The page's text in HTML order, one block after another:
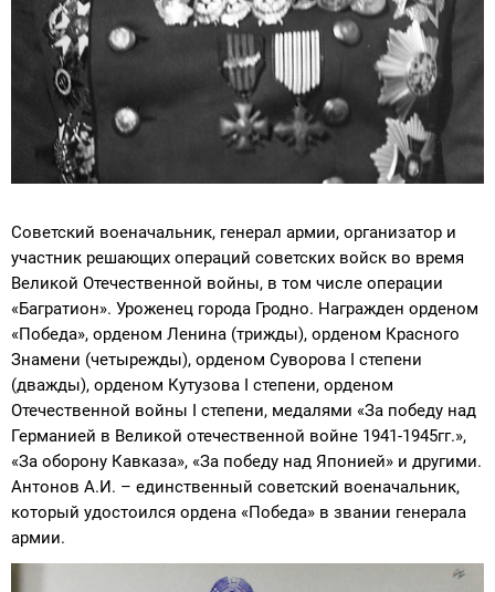
Советский военачальник, генерал армии, организатор и
участник решающих операций советских войск во время
Великой Отечественной войны, в том числе операции
«Багратион». Уроженец города Гродно. Награжден орденом
«Победа», орденом Ленина (трижды), орденом Красного
Знамени (четырежды), орденом Суворова I степени
(дважды), орденом Кутузова I степени, орденом
Отечественной войны I степени, медалями «За победу над
Германией в Великой отечественной войне 1941-1945гг.»,
«За оборону Кавказа», «За победу над Японией» и другими.
Антонов А.И. – единственный советский военачальник,
который удостоился ордена «Победа» в звании генерала
армии.